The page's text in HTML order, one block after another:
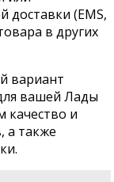
доставки (EMS,
в других
вариант
вашей Лады
качество и
а также